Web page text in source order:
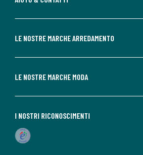
LE NOSTRE MARCHE ARREDAMENTO
LE NOSTRE MARCHE MODA
I NOSTRI RICONOSCIMENTI